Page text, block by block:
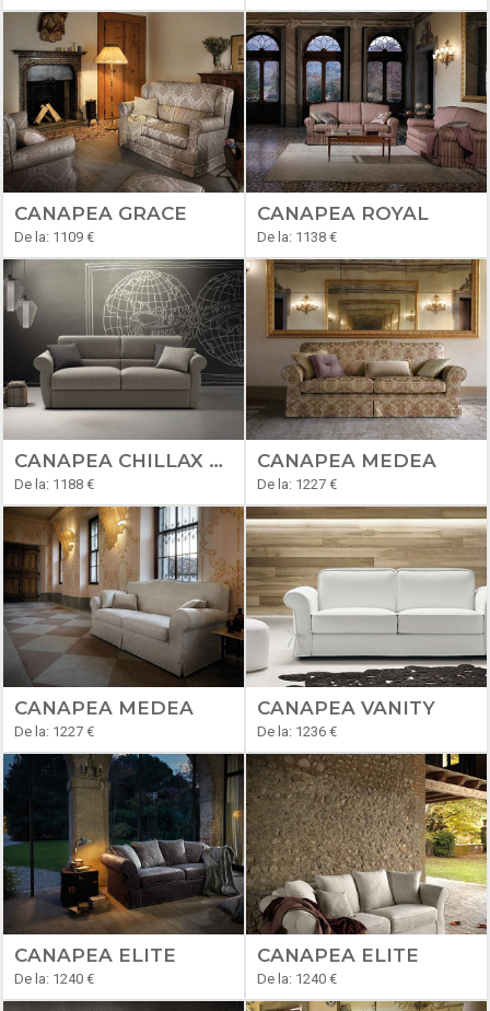
CANAPEA GRACE
De la: 1109 €
CANAPEA ROYAL
De la: 1138 €
CANAPEA CHILLAX CLASSIC
De la: 1188 €
CANAPEA MEDEA
De la: 1227 €
CANAPEA MEDEA
De la: 1227 €
CANAPEA VANITY
De la: 1236 €
CANAPEA ELITE
De la: 1240 €
CANAPEA ELITE
De la: 1240 €